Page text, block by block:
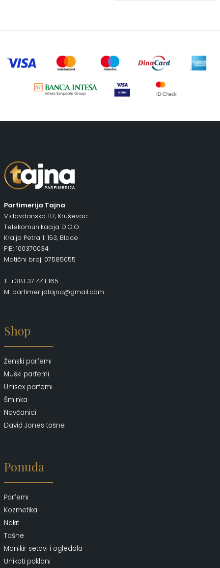
Parfimerija Tajna
Vidovdanska 117, Kruševac
Telekomunikacija D.O.O.
Kralja Petra 1. 153, Blace
PIB: 100370034
Matični broj: 07585055
T: +381 37 441 165
M: parfimerijatajna@gmail.com
Shop
Ženski parfemi
Muški parfemi
Unisex parfemi
Šminka
Novčanici
David Jones tašne
Ponuda
Parfemi
Kozmetika
Nakit
Tašne
Manikir setovi i ogledala
Unikati pokloni